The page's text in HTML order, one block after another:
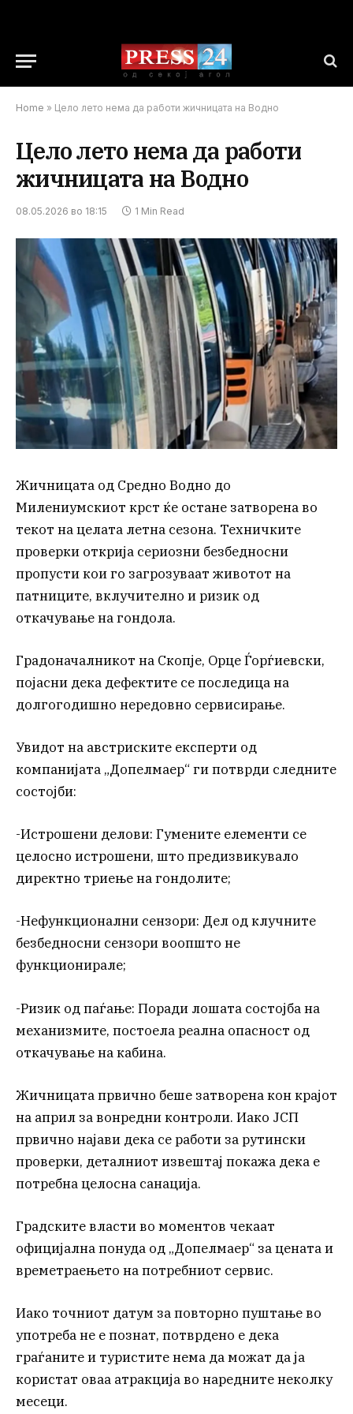
Home » Цело лето нема да работи жичницата на Водно
Цело лето нема да работи
жичницата на Водно
08.05.2026 во 18:15 1 Min Read
Жичницата од Средно Водно до
Милениумскиот крст ќе остане затворена во
текот на целата летна сезона. Техничките
проверки открија сериозни безбедносни
пропусти кои го загрозуваат животот на
патниците, вклучително и ризик од
откачување на гондола.
Градоначалникот на Скопје, Орце Ѓорѓиевски,
појасни дека дефектите се последица на
долгогодишно нередовно сервисирање.
Увидот на австриските експерти од
компанијата „Допелмаер“ ги потврди следните
состојби:
-Истрошени делови: Гумените елементи се
целосно истрошени, што предизвикувало
директно триење на гондолите;
-Нефункционални сензори: Дел од клучните
безбедносни сензори воопшто не
функционирале;
-Ризик од паѓање: Поради лошата состојба на
механизмите, постоела реална опасност од
откачување на кабина.
Жичницата првично беше затворена кон крајот
на април за вонредни контроли. Иако ЈСП
првично најави дека се работи за рутински
проверки, деталниот извештај покажа дека е
потребна целосна санација.
Градските власти во моментов чекаат
официјална понуда од „Допелмаер“ за цената и
времетраењето на потребниот сервис.
Иако точниот датум за повторно пуштање во
употреба не е познат, потврдено е дека
граѓаните и туристите нема да можат да ја
користат оваа атракција во наредните неколку
месеци.